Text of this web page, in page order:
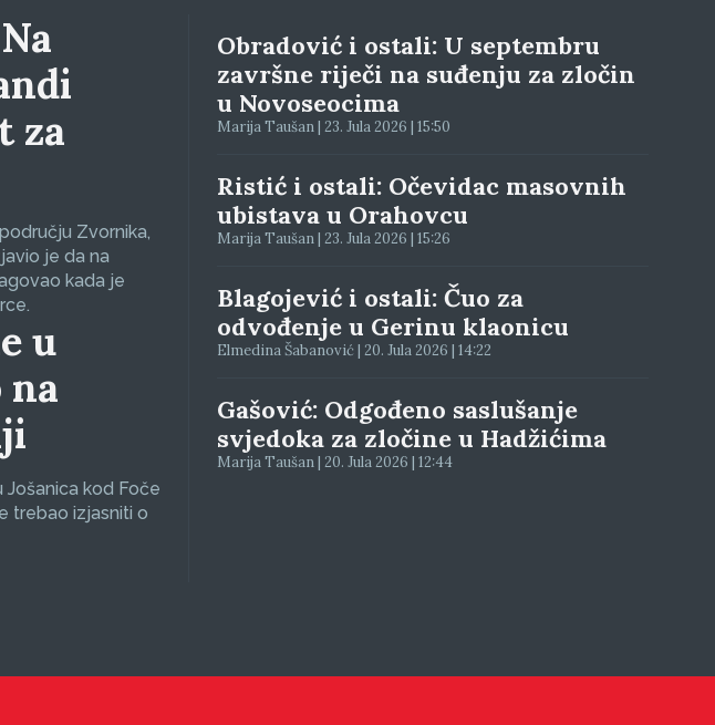
za
Zvornika,
je da na
kada je
u
na
kod Foče
trebao izjasniti o
Obradović i ostali: U septembru
završne riječi na suđenju za zločin
u Novoseocima
Marija Taušan | 23. Jula 2026 | 15:50
Ristić i ostali: Očevidac masovnih
ubistava u Orahovcu
Marija Taušan | 23. Jula 2026 | 15:26
Blagojević i ostali: Čuo za
odvođenje u Gerinu klaonicu
Elmedina Šabanović | 20. Jula 2026 | 14:22
Gašović: Odgođeno saslušanje
svjedoka za zločine u Hadžićima
Marija Taušan | 20. Jula 2026 | 12:44